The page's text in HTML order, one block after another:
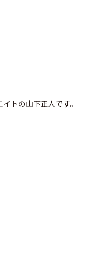
トの山下正人です。